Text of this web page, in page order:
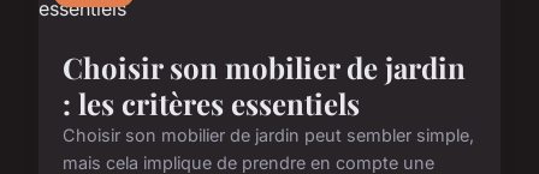
Choisir son mobilier de jardin
: les critères essentiels
Choisir son mobilier de jardin peut sembler simple,
mais cela implique de prendre en compte une